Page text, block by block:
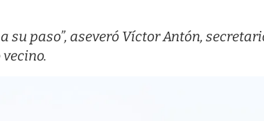
su paso”, aseveró Víctor Antón,